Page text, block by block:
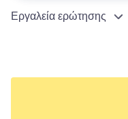
Εργαλεία ερώτησης